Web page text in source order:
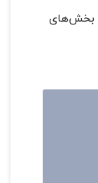
بخش‌های